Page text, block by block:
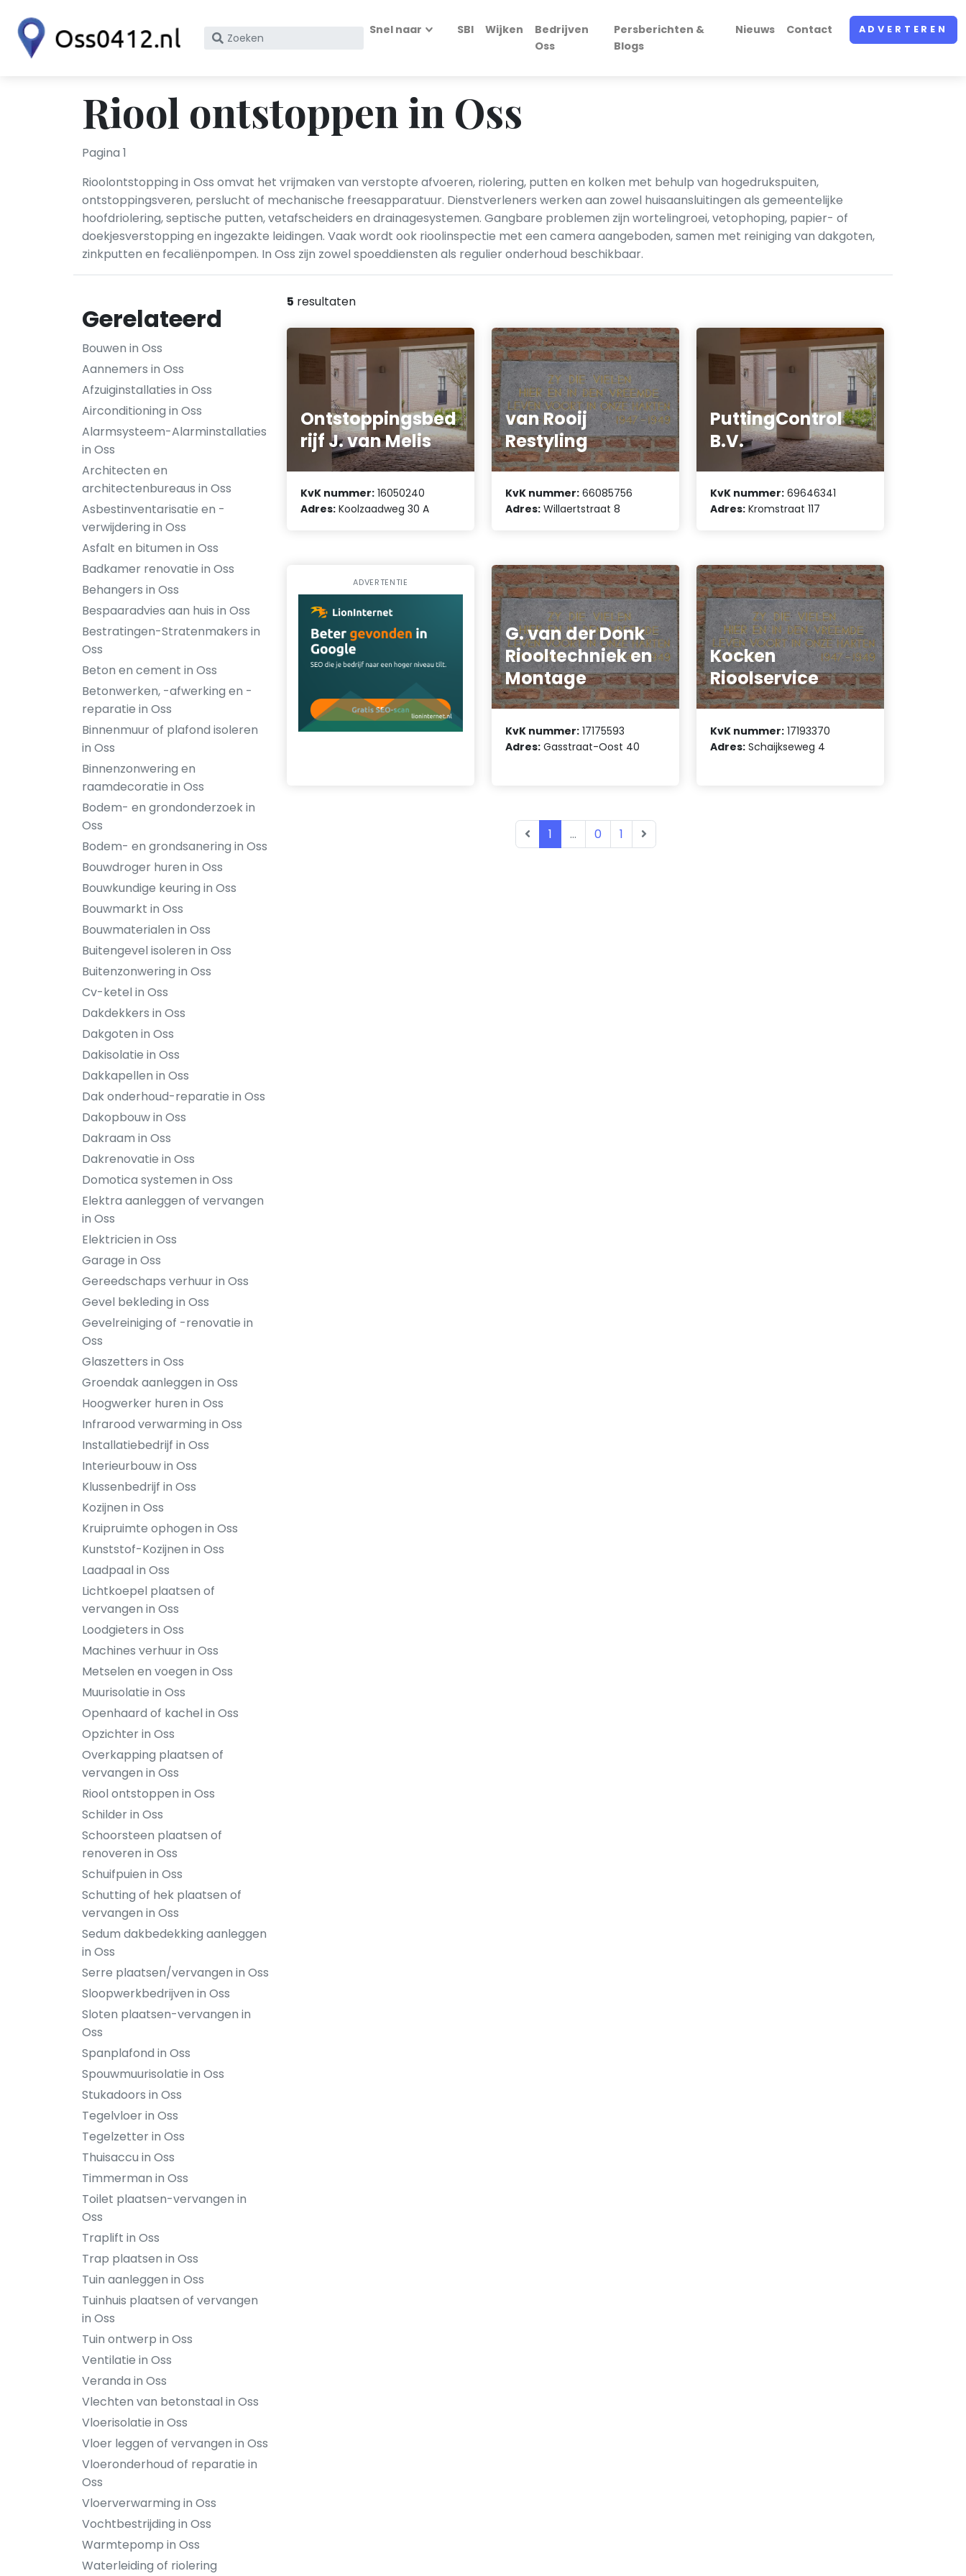
Zoek
KvK
nummer
Snel naar SBI Wijken
Bedrijven
Oss
Persberichten &
Blogs
Nieuws Contact ADVERTEREN
Riool ontstoppen in Oss
Pagina 1
Rioolontstopping in Oss omvat het vrijmaken van verstopte afvoeren, riolering, putten en kolken met behulp van hogedrukspuiten,
ontstoppingsveren, perslucht of mechanische freesapparatuur. Dienstverleners werken aan zowel huisaansluitingen als gemeentelijke
hoofdriolering, septische putten, vetafscheiders en drainagesystemen. Gangbare problemen zijn wortelingroei, vetophoping, papier- of
doekjesverstopping en ingezakte leidingen. Vaak wordt ook rioolinspectie met een camera aangeboden, samen met reiniging van dakgoten,
zinkputten en fecaliënpompen. In Oss zijn zowel spoeddiensten als regulier onderhoud beschikbaar.
Gerelateerd
Bouwen in Oss
Aannemers in Oss
Afzuiginstallaties in Oss
Airconditioning in Oss
Alarmsysteem-Alarminstallaties
in Oss
Architecten en
architectenbureaus in Oss
Asbestinventarisatie en -
verwijdering in Oss
Asfalt en bitumen in Oss
Badkamer renovatie in Oss
Behangers in Oss
Bespaaradvies aan huis in Oss
Bestratingen-Stratenmakers in
Oss
Beton en cement in Oss
Betonwerken, -afwerking en -
reparatie in Oss
Binnenmuur of plafond isoleren
in Oss
Binnenzonwering en
raamdecoratie in Oss
Bodem- en grondonderzoek in
Oss
Bodem- en grondsanering in Oss
Bouwdroger huren in Oss
Bouwkundige keuring in Oss
Bouwmarkt in Oss
Bouwmaterialen in Oss
Buitengevel isoleren in Oss
Buitenzonwering in Oss
Cv-ketel in Oss
Dakdekkers in Oss
Dakgoten in Oss
Dakisolatie in Oss
Dakkapellen in Oss
Dak onderhoud-reparatie in Oss
Dakopbouw in Oss
Dakraam in Oss
Dakrenovatie in Oss
Domotica systemen in Oss
Elektra aanleggen of vervangen
in Oss
Elektricien in Oss
Garage in Oss
Gereedschaps verhuur in Oss
Gevel bekleding in Oss
Gevelreiniging of -renovatie in
Oss
Glaszetters in Oss
Groendak aanleggen in Oss
Hoogwerker huren in Oss
Infrarood verwarming in Oss
Installatiebedrijf in Oss
Interieurbouw in Oss
Klussenbedrijf in Oss
Kozijnen in Oss
Kruipruimte ophogen in Oss
Kunststof-Kozijnen in Oss
Laadpaal in Oss
Lichtkoepel plaatsen of
vervangen in Oss
Loodgieters in Oss
Machines verhuur in Oss
Metselen en voegen in Oss
Muurisolatie in Oss
Openhaard of kachel in Oss
Opzichter in Oss
Overkapping plaatsen of
vervangen in Oss
Riool ontstoppen in Oss
Schilder in Oss
Schoorsteen plaatsen of
renoveren in Oss
Schuifpuien in Oss
Schutting of hek plaatsen of
vervangen in Oss
Sedum dakbedekking aanleggen
in Oss
Serre plaatsen/vervangen in Oss
Sloopwerkbedrijven in Oss
Sloten plaatsen-vervangen in
Oss
Spanplafond in Oss
Spouwmuurisolatie in Oss
Stukadoors in Oss
Tegelvloer in Oss
Tegelzetter in Oss
Thuisaccu in Oss
Timmerman in Oss
Toilet plaatsen-vervangen in
Oss
Traplift in Oss
Trap plaatsen in Oss
Tuin aanleggen in Oss
Tuinhuis plaatsen of vervangen
in Oss
Tuin ontwerp in Oss
Ventilatie in Oss
Veranda in Oss
Vlechten van betonstaal in Oss
Vloerisolatie in Oss
Vloer leggen of vervangen in Oss
Vloeronderhoud of reparatie in
Oss
Vloerverwarming in Oss
Vochtbestrijding in Oss
Warmtepomp in Oss
Waterleiding of riolering
5 resultaten
Ontstoppingsbed
rijf J. van Melis
KvK nummer: 16050240
Adres: Koolzaadweg 30 A
van Rooij
Restyling
KvK nummer: 66085756
Adres: Willaertstraat 8
PuttingControl
B.V.
KvK nummer: 69646341
Adres: Kromstraat 117
ADVERTENTIE
G. van der Donk
Riooltechniek en
Montage
KvK nummer: 17175593
Adres: Gasstraat-Oost 40
Kocken
Rioolservice
KvK nummer: 17193370
Adres: Schaijkseweg 4
1 ... 0 1